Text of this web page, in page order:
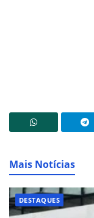
Mais Notícias
DESTAQUES